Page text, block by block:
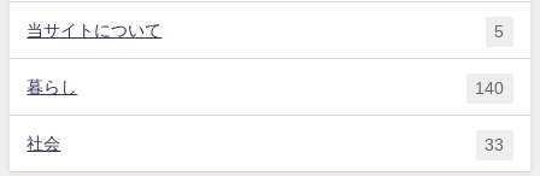
当サイトについて 5
暮らし 140
社会 33